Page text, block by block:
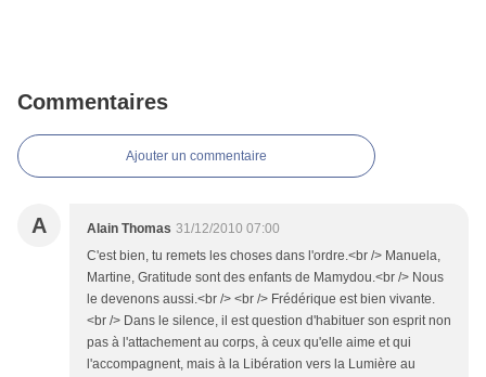
Commentaires
Ajouter un commentaire
A Alain Thomas 31/12/2010 07:00
C'est bien, tu remets les choses dans l'ordre.<br /> Manuela,
Martine, Gratitude sont des enfants de Mamydou.<br /> Nous
le devenons aussi.<br /> <br /> Frédérique est bien vivante.
<br /> Dans le silence, il est question d'habituer son esprit non
pas à l'attachement au corps, à ceux qu'elle aime et qui
l'accompagnent, mais à la Libération vers la Lumière au